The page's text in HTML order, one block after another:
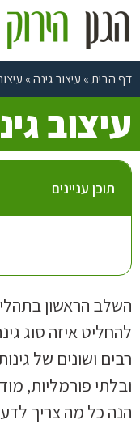
דף הבית» עיצוב גינה»
עיצוב
תוכן עניינים
השלב הראשון
להחליט איזה סוג
רבים ושונים של
ובלתי פורמליות,
הנה כל מה צריך